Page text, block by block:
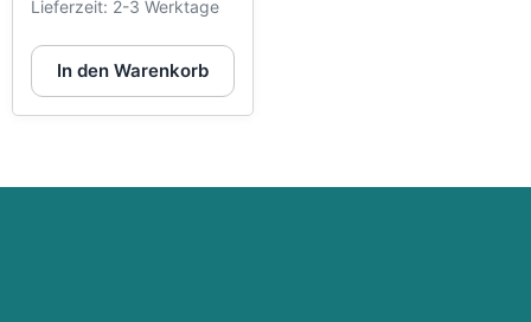
Lieferzeit: 2-3 Werktage
In den Warenkorb